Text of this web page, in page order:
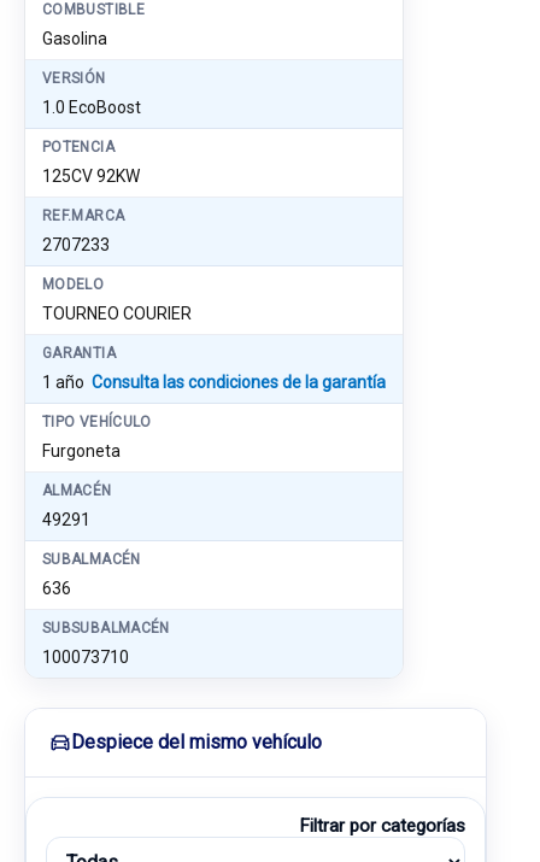
COMBUSTIBLE
Gasolina
VERSIÓN
1.0 EcoBoost
POTENCIA
125CV 92KW
REF.MARCA
2707233
MODELO
TOURNEO COURIER
GARANTIA
1 año Consulta las condiciones de la garantía
TIPO VEHÍCULO
Furgoneta
ALMACÉN
49291
SUBALMACÉN
636
SUBSUBALMACÉN
100073710
Despiece del mismo vehículo
Filtrar por categorías